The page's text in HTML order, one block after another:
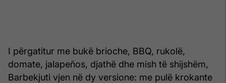
I përgatitur me bukë brioche, BBQ, rukolë,
domate, jalapeños, djathë dhe mish të shijshëm,
Barbekjuti vjen në dy versione: me pulë krokante